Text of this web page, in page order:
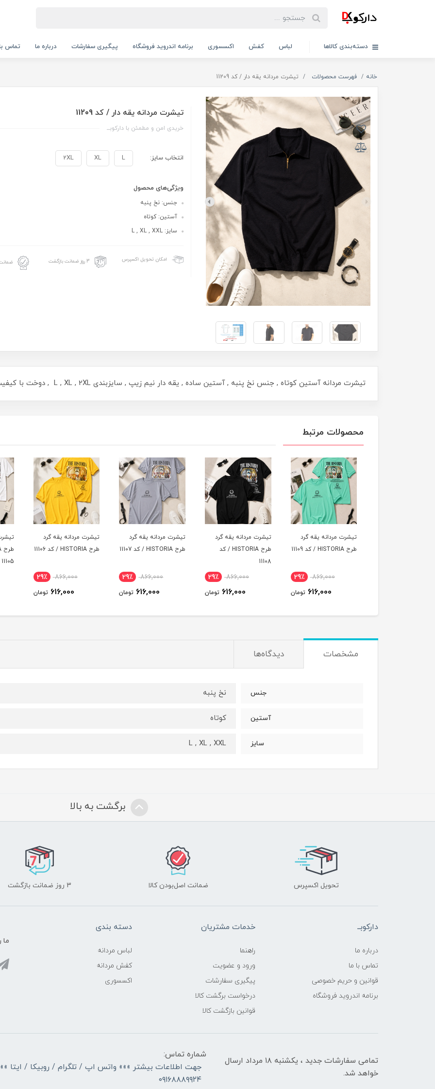
دسته‌بندی کالاها لباس کفش اکسسوری برنامه اندروید فروشگاه پیگیری سفارشات درباره ما تماس
خانه فهرست محصولات تیشرت مردانه یقه دار / کد 11209
تیشرت مردانه یقه دار / کد 11209
خریدی امن و مطمئن با دارکوبــ
انتخاب سایز: L
XL
2XL
ویژگی‌های محصول
جنس: نخ پنبه
آستین: کوتاه
سایز: L , XL , XXL
امکان تحویل اکسپرس 3 روز ضمانت بازگشت
تیشرت مردانه آستین کوتاه , جنس نخ پنبه , آستین ساده , یقه دار نیم زیپ , سایزبندی L , XL , 2XL , دوخت با کیفیت
محصولات مرتبط
تیشرت مردانه یقه گرد
طرح HISTORIA / کد
866,000 29٪
616,000 تومان
تیشرت مردانه یقه گرد
طرح HISTORIA / کد 11107
866,000 29٪
616,000 تومان
تیشرت مردانه یقه گرد
طرح HISTORIA / کد 11106
866,000 29٪
616,000 تومان
تیشرت مردانه یقه گرد
طرح HISTORIA / کد
866,000 29٪
616,000 تومان
طرح HISTORIA / کد 11104
مشخصات دیدگاه‌ها
جنس نخ پنبه
آستین کوتاه
سایز L , XL , XXL
برگشت به بالا
تحویل اکسپرس ضمانت اصل‌بودن کالا 3 روز ضمانت بازگشت
دارکوبــ
درباره ما
تماس با ما
قوانین و حریم خصوصی
برنامه اندروید فروشگاه
خدمات مشتریان
راهنما
ورود و عضویت
پیگیری سفارشات
درخواست برگشت کالا
قوانین بازگشت کالا
دسته بندی
لباس مردانه
کفش مردانه
اکسسوری
ما
تمامی سفارشات جدید ، یکشنبه ۱۸ مرداد ارسال
خواهد شد.
شماره تماس:
جهت اطلاعات بیشتر »»» واتس اپ / تلگرام / روبیکا / ایتا »»
۰۹۱۶۸۸۸۹۹۲۴